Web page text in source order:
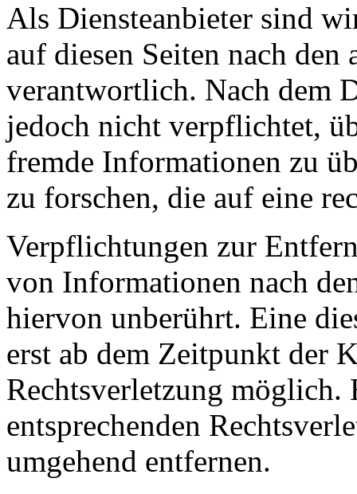
Als Diensteanbieter sind
auf diesen Seiten nach den
verantwortlich. Nach dem
jedoch nicht verpflichtet,
fremde Informationen zu
zu forschen, die auf eine
Verpflichtungen zur
von Informationen nach
hiervon unberührt. Eine
erst ab dem Zeitpunkt der
Rechtsverletzung möglich.
entsprechenden
umgehend entfernen.